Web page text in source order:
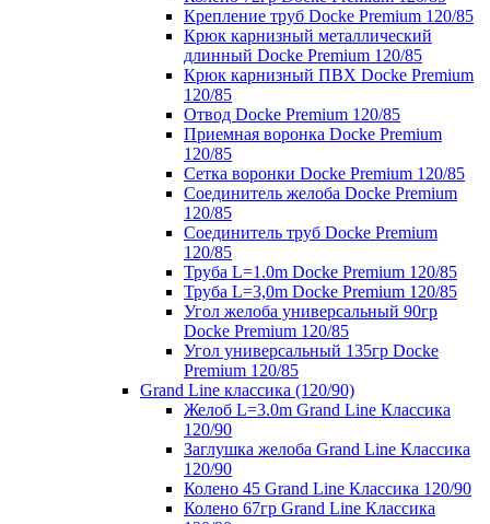
Крепление труб Docke Premium 120/85
Крюк карнизный металлический
длинный Docke Premium 120/85
Крюк карнизный ПВХ Docke Premium
120/85
Отвод Docke Premium 120/85
Приемная воронка Docke Premium
120/85
Сетка воронки Docke Premium 120/85
Соединитель желоба Docke Premium
120/85
Соединитель труб Docke Premium
120/85
Труба L=1.0m Docke Premium 120/85
Труба L=3,0m Docke Premium 120/85
Угол желоба универсальный 90гр
Docke Premium 120/85
Угол универсальный 135гр Docke
Premium 120/85
Grand Line классика (120/90)
Желоб L=3.0m Grand Line Классика
120/90
Заглушка желоба Grand Line Классика
120/90
Колено 45 Grand Line Классика 120/90
Колено 67гр Grand Line Классика